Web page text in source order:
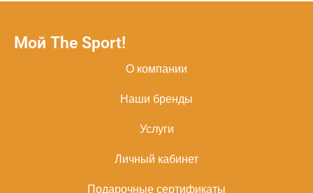
Мой The Sport!
О компании
Наши бренды
Услуги
Личный кабинет
Подарочные сертификаты